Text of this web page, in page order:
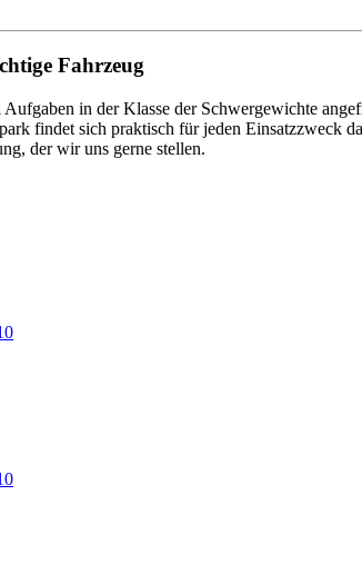
Fahrzeug
in der Klasse der Schwergewichte
findet sich praktisch für jeden Einsatzzweck
der wir uns gerne stellen.